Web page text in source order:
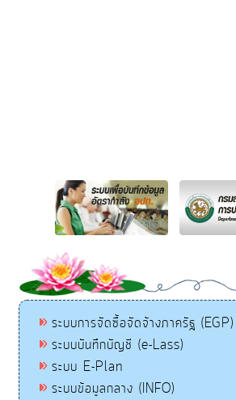
ระบบการจัดซื้อจัดจ้างภาครัฐ (EGP)
ระบบบันทึกบัญชี (e-Lass)
ระบบ E-Plan
ระบบข้อมูลกลาง (INFO)